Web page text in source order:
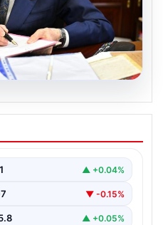
yasa açıklaması:
tescillendi
“content”: “ Milliyetçi
▲ +0.04%
▼ -0.15%
▲ +0.05%